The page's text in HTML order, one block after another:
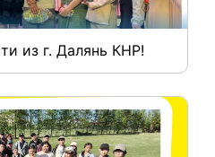
из г. Далянь КНР!